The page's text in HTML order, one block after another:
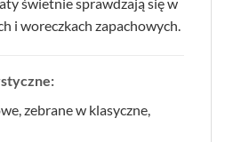
i woreczkach zapachowych.
zebrane w klasyczne,